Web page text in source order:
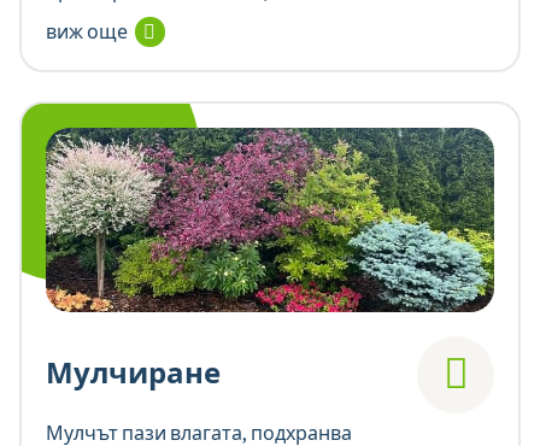
виж още
Мулчиране
Мулчът пази влагата, подхранва